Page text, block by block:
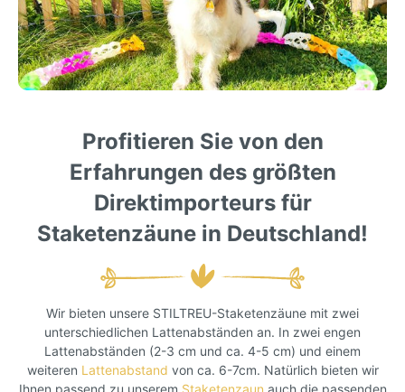
Profitieren Sie von den
Erfahrungen des größten
Direktimporteurs für
Staketenzäune in Deutschland!
Wir bieten unsere STILTREU-Staketenzäune mit zwei
unterschiedlichen Lattenabständen an. In zwei engen
Lattenabständen (2-3 cm und ca. 4-5 cm) und einem
weiteren Lattenabstand von ca. 6-7cm. Natürlich bieten wir
Ihnen passend zu unserem Staketenzaun auch die passenden